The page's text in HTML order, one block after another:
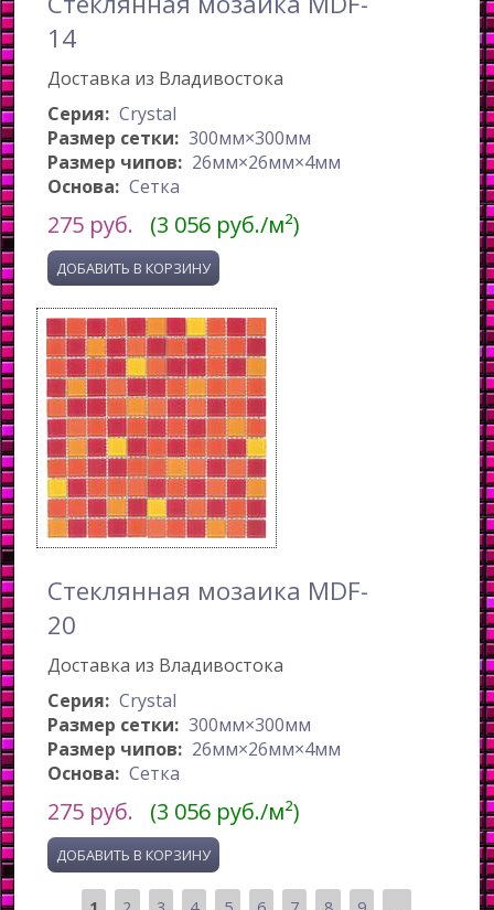
14
Доставка из Владивостока
Серия: Crystal
Размер сетки: 300мм×300мм
Размер чипов: 26мм×26мм×4мм
Основа: Сетка
275 руб. (3 056 руб./м²)
Стеклянная мозаика MDF-
20
Доставка из Владивостока
Серия: Crystal
Размер сетки: 300мм×300мм
Размер чипов: 26мм×26мм×4мм
Основа: Сетка
275 руб. (3 056 руб./м²)